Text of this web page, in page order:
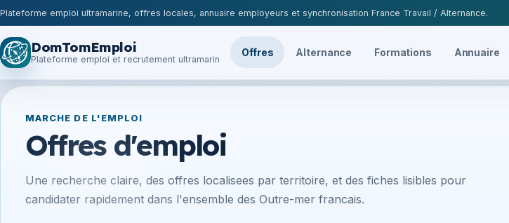
Plateforme emploi ultramarine, offres locales, annuaire employeurs et synchronisation France Travail / Alternance.
DomTomEmploi
Plateforme emploi et recrutement ultramarin
Offres Alternance Formations Annuaire
MARCHE DE L'EMPLOI
Offres d'emploi
Une recherche claire, des offres localisees par territoire, et des fiches lisibles pour
candidater rapidement dans l'ensemble des Outre-mer francais.